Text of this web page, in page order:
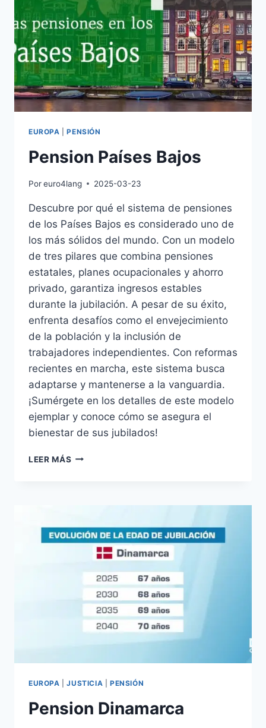
EUROPA |PENSIÓN
Pension Países Bajos
Poreuro4lang 2025-03-23
Descubre por qué el sistema de pensiones
de los Países Bajos es considerado uno de
los más sólidos del mundo. Con un modelo
de tres pilares que combina pensiones
estatales, planes ocupacionales y ahorro
privado, garantiza ingresos estables
durante la jubilación. A pesar de su éxito,
enfrenta desafíos como el envejecimiento
de la población y la inclusión de
trabajadores independientes. Con reformas
recientes en marcha, este sistema busca
adaptarse y mantenerse a la vanguardia.
¡Sumérgete en los detalles de este modelo
ejemplar y conoce cómo se asegura el
bienestar de sus jubilados!
LEER MÁS PENSION
EUROPA |JUSTICIA PENSIÓN
Pension Dinamarca